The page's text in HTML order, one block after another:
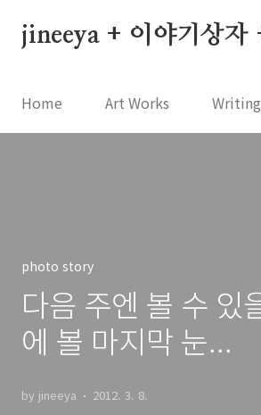
jineeya + 이야기상자
Home Art Works
photo story
다음 주엔 볼 수 있
에 볼 마지막 눈...
by jineeya 2012. 3. 8.